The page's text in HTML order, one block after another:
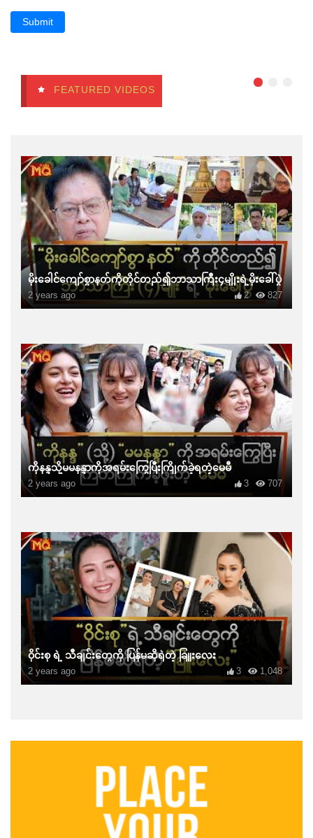
Submit
FEATURED VIDEOS
မိုးခေါင်ကျော်စွာနတ်ကိုတိုင်တည်၍ဘာသာကြီး၄မျိုးရဲ့မိုးခေါ်ပွဲ
2 years ago 827
2
ကိုနန္ဒသို့မမနန္ဒာကိုအရမ်းကြွေပြီးကြိုက်ခဲ့ရတဲ့မေမီ
2 years ago 707
3
ဝိုင်းစု ရဲ့ သီချင်းတွေကို ပြန်မဆိုရဲတဲ့ ခြူးလေး
2 years ago 1,048
3